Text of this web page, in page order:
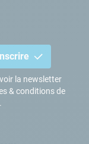
la newsletter
& conditions de
.